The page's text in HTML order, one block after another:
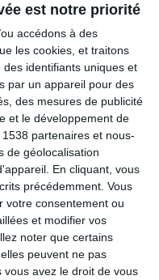
est notre priorité
accédons à des
les cookies, et traitons
identifiants uniques et
par un appareil pour des
des mesures de publicité
et le développement de
partenaires et nous-
de géolocalisation
En cliquant, vous
précédemment. Vous
votre consentement ou
et modifier vos
noter que certains
peuvent ne pas
avez le droit de vous
France)
...
DANS